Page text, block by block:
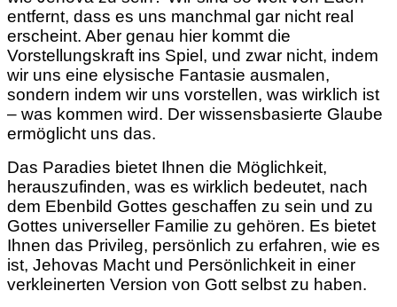
entfernt, dass es uns manchmal gar nicht real
erscheint. Aber genau hier kommt die
Vorstellungskraft ins Spiel, und zwar nicht, indem
wir uns eine elysische Fantasie ausmalen,
sondern indem wir uns vorstellen, was wirklich ist
– was kommen wird. Der wissensbasierte Glaube
ermöglicht uns das.
Das Paradies bietet Ihnen die Möglichkeit,
herauszufinden, was es wirklich bedeutet, nach
dem Ebenbild Gottes geschaffen zu sein und zu
Gottes universeller Familie zu gehören. Es bietet
Ihnen das Privileg, persönlich zu erfahren, wie es
ist, Jehovas Macht und Persönlichkeit in einer
verkleinerten Version von Gott selbst zu haben.